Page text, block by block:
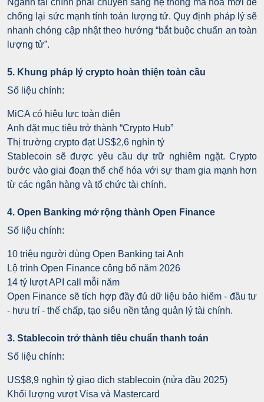
chống lại sức mạnh tính toán lượng tử. Quy định pháp lý sẽ
nhanh chóng cập nhật theo hướng “bắt buộc chuẩn an toàn
lượng tử”.
5. Khung pháp lý crypto hoàn thiện toàn cầu
Số liệu chính:
MiCA có hiệu lực toàn diện
Anh đặt mục tiêu trở thành “Crypto Hub”
Thị trường crypto đạt US$2,6 nghìn tỷ
Stablecoin sẽ được yêu cầu dự trữ nghiêm ngặt. Crypto
bước vào giai đoạn thể chế hóa với sự tham gia mạnh hơn
từ các ngân hàng và tổ chức tài chính.
4. Open Banking mở rộng thành Open Finance
Số liệu chính:
10 triệu người dùng Open Banking tại Anh
Lộ trình Open Finance công bố năm 2026
14 tỷ lượt API call mỗi năm
Open Finance sẽ tích hợp đầy đủ dữ liệu bảo hiểm - đầu tư
- hưu trí - thế chấp, tạo siêu nền tảng quản lý tài chính.
3. Stablecoin trở thành tiêu chuẩn thanh toán
Số liệu chính:
US$8,9 nghìn tỷ giao dịch stablecoin (nửa đầu 2025)
Khối lượng vượt Visa và Mastercard